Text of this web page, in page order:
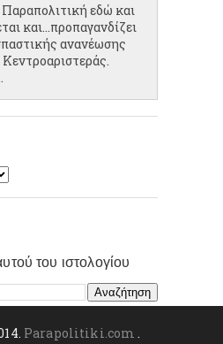
εδώ και
και...προπαγανδίζει
ανανέωσης
του ιστολογίου
Parapolitiki.com .